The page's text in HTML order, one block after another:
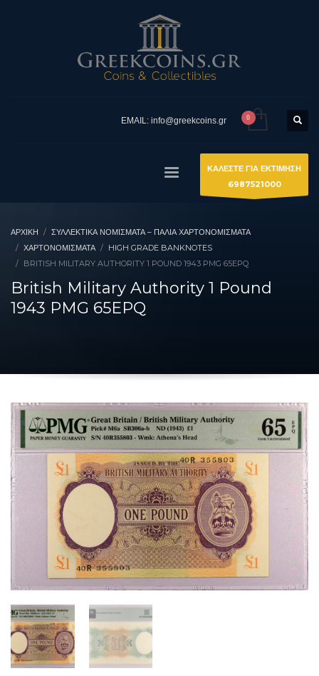
EMAIL: info@greekcoins.gr
ΚΑΛΕΣΤΕ ΓΙΑ ΕΚΤΙΜΗΣΗ
6987521000
ΑΡΧΙΚΉ
ΣΥΛΛΕΚΤΙΚΆ ΝΟΜΊΣΜΑΤΑ – ΠΑΛΙΆ ΧΑΡΤΟΝΟΜΊΣΜΑΤΑ
ΧΑΡΤΟΝΟΜΙΣΜΑΤΑ
HIGH GRADE BANKNOTES
BRITISH MILITARY AUTHORITY 1 POUND 1943 PMG 65EPQ
British Military Authority 1 Pound
1943 PMG 65EPQ